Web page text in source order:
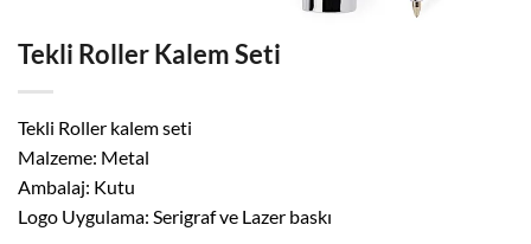
Tekli Roller Kalem Seti
Tekli Roller kalem seti
Malzeme: Metal
Ambalaj: Kutu
Logo Uygulama: Serigraf ve Lazer baskı